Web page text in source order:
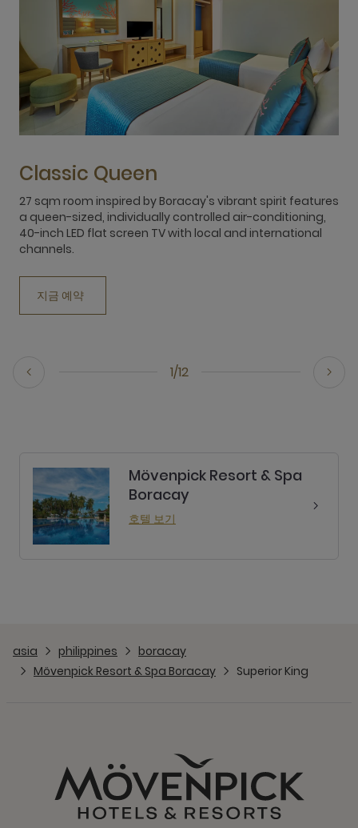
1/12
Classic Queen
27 sqm room inspired by Boracay's vibrant spirit features
a queen-sized, individually controlled air-conditioning,
40-inch LED flat screen TV with local and international
channels.
지금 예약
Mövenpick Resort & Spa
Boracay
호텔 보기
asia philippines
boracay
Mövenpick Resort & Spa Boracay
Superior King